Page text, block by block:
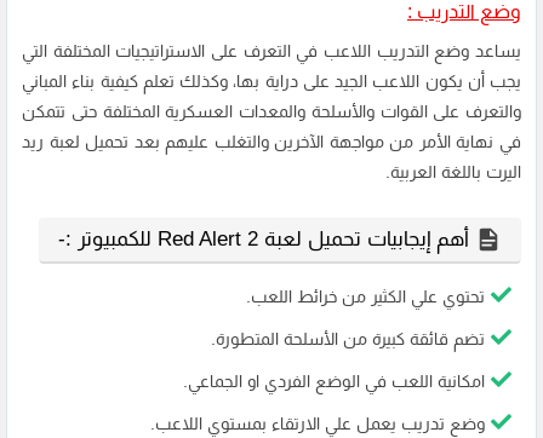
وضع التدريب :
يساعد وضع التدريب اللاعب في التعرف على الاستراتيجيات المختلفة التي
يجب أن يكون اللاعب الجيد على دراية بها، وكذلك تعلم كيفية بناء المباني
والتعرف على القوات والأسلحة والمعدات العسكرية المختلفة حتى تتمكن
في نهاية الأمر من مواجهة الآخرين والتغلب عليهم بعد تحميل لعبة ريد
اليرت باللغة العربية.
أهم إيجابيات تحميل لعبة Red Alert 2 للكمبيوتر :-
تحتوي علي الكثير من خرائط اللعب.
تضم قائقة كبيرة من الأسلحة المتطورة.
امكانية اللعب في الوضع الفردي او الجماعي.
وضع تدريب يعمل علي الارتقاء بمستوي اللاعب.